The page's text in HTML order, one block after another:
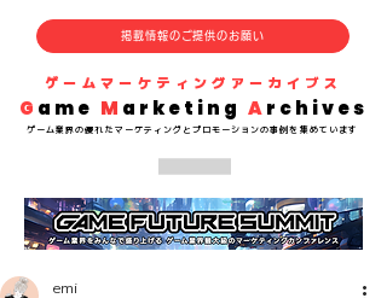
G ame M arketing Archives
​ゲーム業界の優れた マーケティングとプロモーションの事例を集めています
掲載情報のご提供のお願い
​ゲームマーケティングアーカイブス
emi